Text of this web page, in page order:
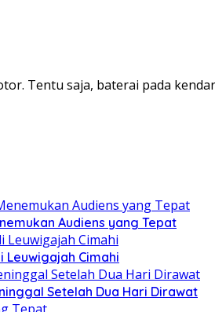
Tentu saja, baterai pada
Audiens yang Tepat
Leuwigajah Cimahi
Setelah Dua Hari Dirawat